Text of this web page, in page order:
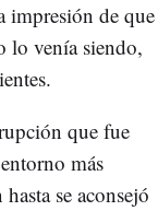
impresión de que
lo venía siendo,
que fue
más
se aconsejó